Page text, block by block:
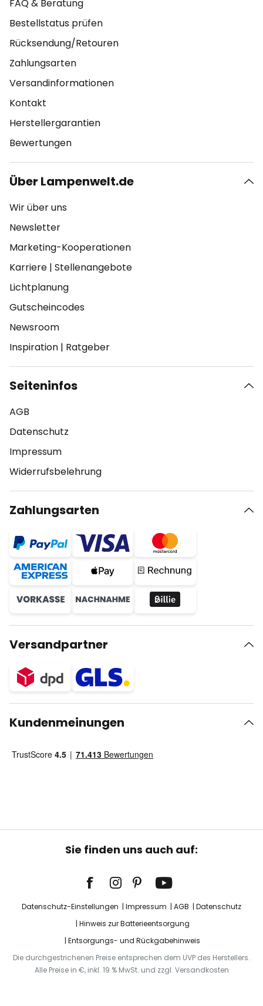
FAQ & Beratung
Bestellstatus prüfen
Rücksendung/Retouren
Zahlungsarten
Versandinformationen
Kontakt
Herstellergarantien
Bewertungen
Über Lampenwelt.de
Wir über uns
Newsletter
Marketing-Kooperationen
Karriere | Stellenangebote
Lichtplanung
Gutscheincodes
Newsroom
Inspiration | Ratgeber
Seiteninfos
AGB
Datenschutz
Impressum
Widerrufsbelehrung
Zahlungsarten
Versandpartner
Kundenmeinungen
Sie finden uns auch auf:
Datenschutz-Einstellungen Impressum AGB
Datenschutz
Hinweis zur Batterieentsorgung
Entsorgungs- und Rückgabehinweis
Die durchgestrichenen Preise entsprechen dem UVP des Herstellers.
Alle Preise in €, inkl. 19 % MwSt. und zzgl. Versandkosten